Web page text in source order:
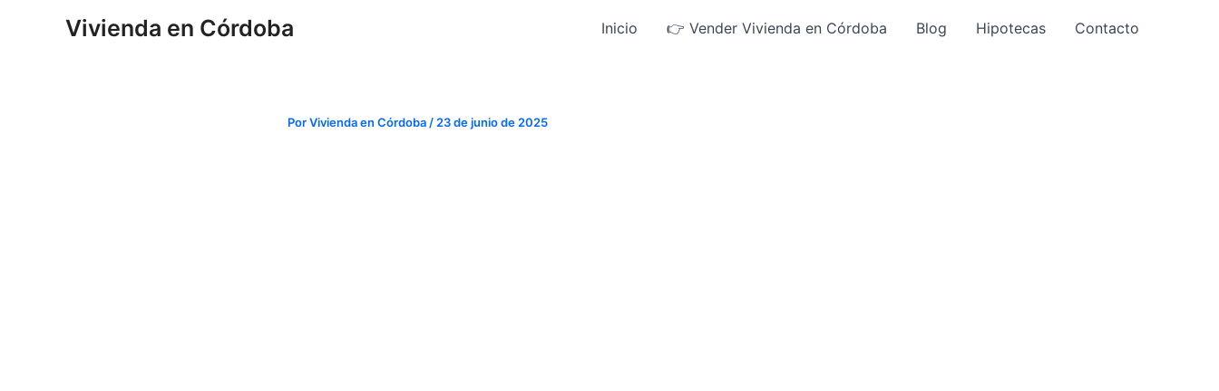
Vivienda en Córdoba Inicio 👉 Vender Vivienda en Córdoba Blog Hipotecas Contacto
PorVivienda en Córdoba / 23 de junio de 2025
de